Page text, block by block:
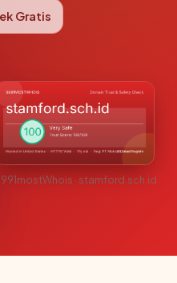
Gratis
· stamford.sch.id